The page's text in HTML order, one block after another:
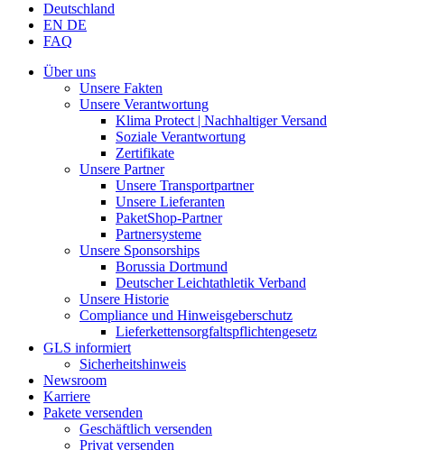
Deutschland
EN DE
FAQ
Über uns
Unsere Fakten
Unsere Verantwortung
Klima Protect | Nachhaltiger Versand
Soziale Verantwortung
Zertifikate
Unsere Partner
Unsere Transportpartner
Unsere Lieferanten
PaketShop-Partner
Partnersysteme
Unsere Sponsorships
Borussia Dortmund
Deutscher Leichtathletik Verband
Unsere Historie
Compliance und Hinweisgeberschutz
Lieferkettensorgfaltspflichtengesetz
GLS informiert
Sicherheitshinweis
Newsroom
Karriere
Pakete versenden
Geschäftlich versenden
Privat versenden